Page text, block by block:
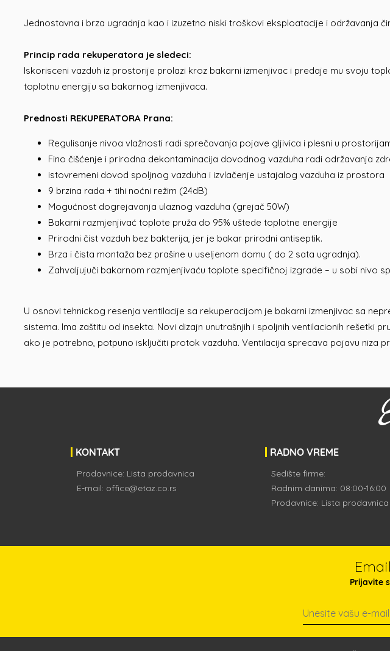
Jednostavna i brza ugradnja kao i izuzetno niski troškovi eksploatacije i održavanja
Princip rada rekuperatora je sledeci:
Iskorisceni vazduh iz prostorije prolazi kroz bakarni izmenjivac i predaje mu svoju
toplotnu energiju sa bakarnog izmenjivaca.
Prednosti REKUPERATORA Prana:
Regulisanje nivoa vlažnosti radi sprečavanja pojave gljivica i plesni u
Fino čišćenje i prirodna dekontaminacija dovodnog vazduha radi održavanja
istovremeni dovod spoljnog vazduha i izvlačenje ustajalog vazduha iz prostora
9 brzina rada + tihi noćni režim (24dB)
Mogućnost dogrejavanja ulaznog vazduha (grejač 50W)
Bakarni razmjenjivać toplote pruža do 95% uštede toplotne energije
Prirodni čist vazduh bez bakterija, jer je bakar prirodni antiseptik.
Brza i čista montaža bez prašine u useljenom domu ( do 2 sata ugradnja).
Zahvaljujuči bakarnom razmjenjivaću toplote specifičnoj izgrade – u sobi nivo
U osnovi tehnickog resenja ventilacije sa rekuperacijom je bakarni izmenjivac sa
sistema. Ima zaštitu od insekta. Novi dizajn unutrašnjih i spoljnih ventilacionih rešetki
ako je potrebno, potpuno isključiti protok vazduha. Ventilacija sprecava pojavu niza
KONTAKT
Prodavnice: Lista prodavnica
E-mail: office@etaz.co.rs
RADNO VREME
Sedište firme:
Radnim danima: 08:00-16:00
Prodavnice: Lista prodavnica
Prijavite